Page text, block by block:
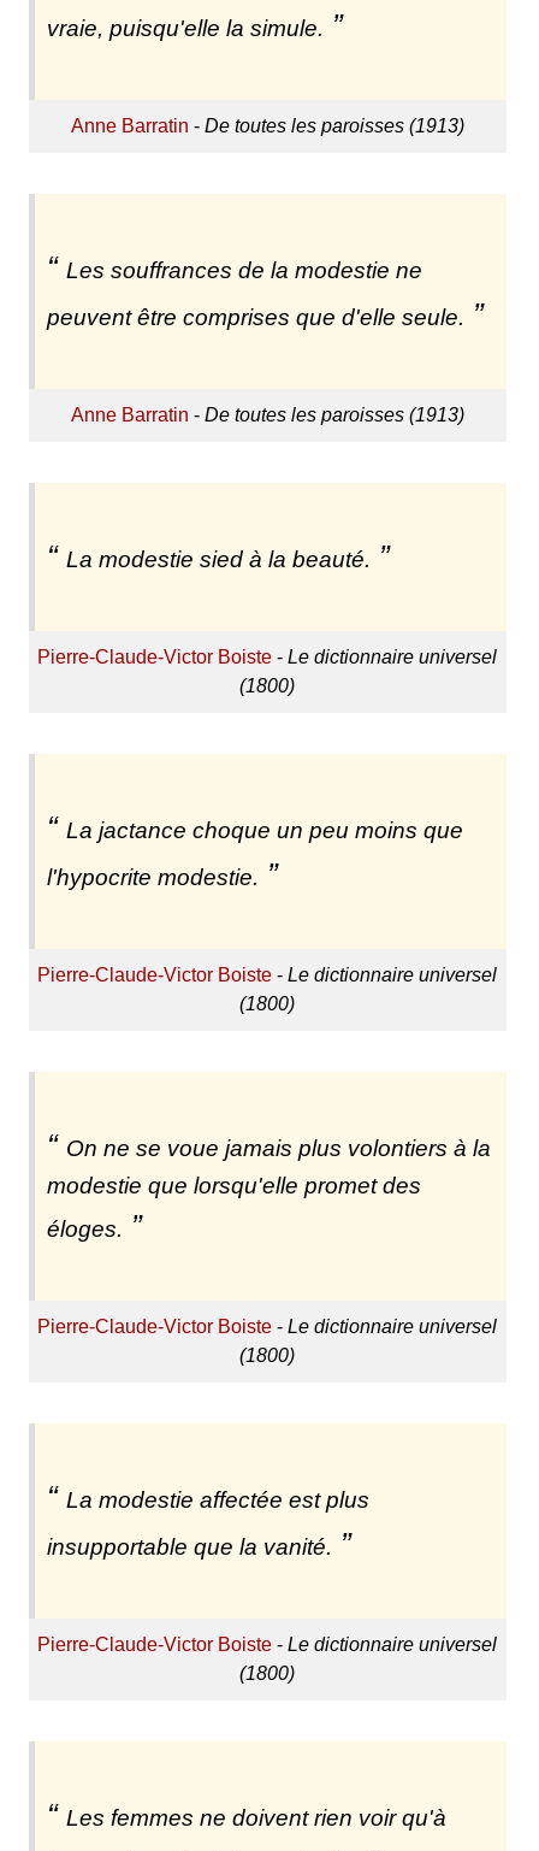
vraie, puisqu'elle la simule.
Anne Barratin - De toutes les paroisses (1913)
Les souffrances de la modestie ne
peuvent être comprises que d'elle seule.
Anne Barratin - De toutes les paroisses (1913)
La modestie sied à la beauté.
Pierre-Claude-Victor Boiste -Le dictionnaire universel
(1800)
La jactance choque un peu moins que
l'hypocrite modestie.
Pierre-Claude-Victor Boiste -Le dictionnaire universel
(1800)
On ne se voue jamais plus volontiers à la
modestie que lorsqu'elle promet des
éloges.
Pierre-Claude-Victor Boiste -Le dictionnaire universel
(1800)
La modestie affectée est plus
insupportable que la vanité.
Pierre-Claude-Victor Boiste -Le dictionnaire universel
(1800)
Les femmes ne doivent rien voir qu'à